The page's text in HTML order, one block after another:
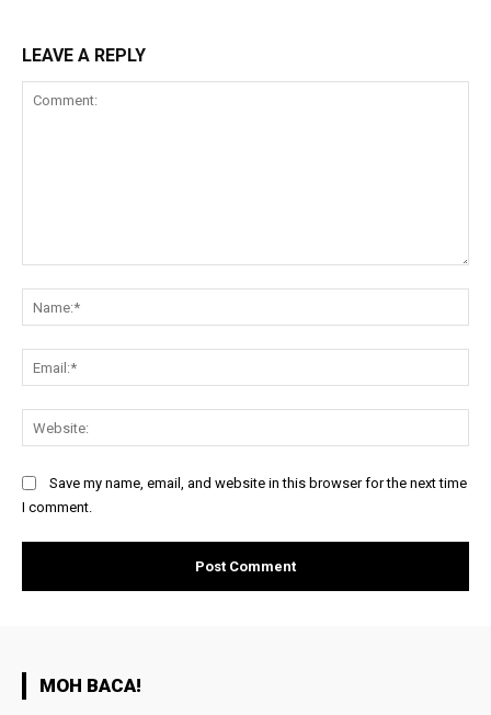
LEAVE A REPLY
Save my name, email, and website in this browser for the next time
I comment.
MOH BACA!